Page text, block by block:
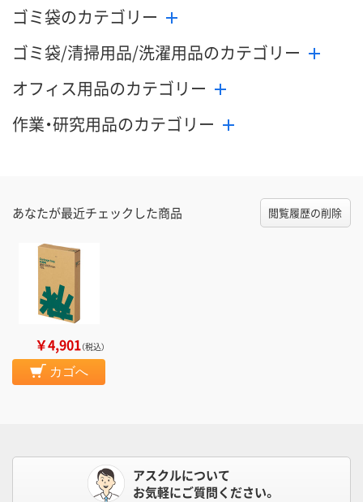
ゴミ袋のカテゴリー
ゴミ袋/清掃用品/洗濯用品のカテゴリー
オフィス用品のカテゴリー
作業・研究用品のカテゴリー
あなたが最近チェックした商品 閲覧履歴の削除
￥4,901（税込）
カゴへ
アスクルについて
お気軽にご質問ください。